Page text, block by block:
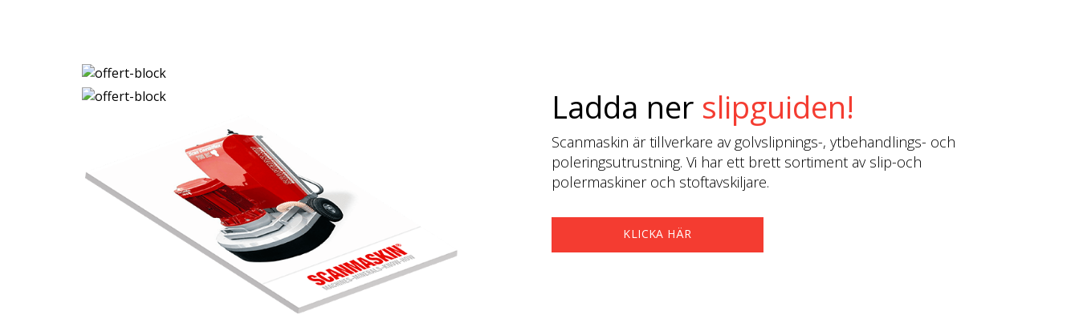
Ladda ner slipguiden!
Scanmaskin är tillverkare av golvslipnings-, ytbehandlings- och
poleringsutrustning. Vi har ett brett sortiment av slip-och
polermaskiner och stoftavskiljare.
KLICKA HÄR